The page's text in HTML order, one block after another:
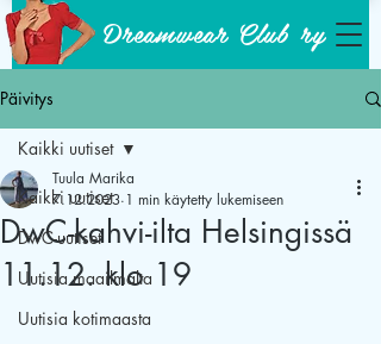
Dreamwear Club ry
Päivitys
Kaikki uutiset
DwC-uutiset
Uutisia maailmalta
Uutisia kotimaasta
Kaikki uutiset
DwC-kahvi-ilta Helsingissä
11.12. klo 19
Tuula Marika
7.12.2023 1 min käytetty lukemiseen